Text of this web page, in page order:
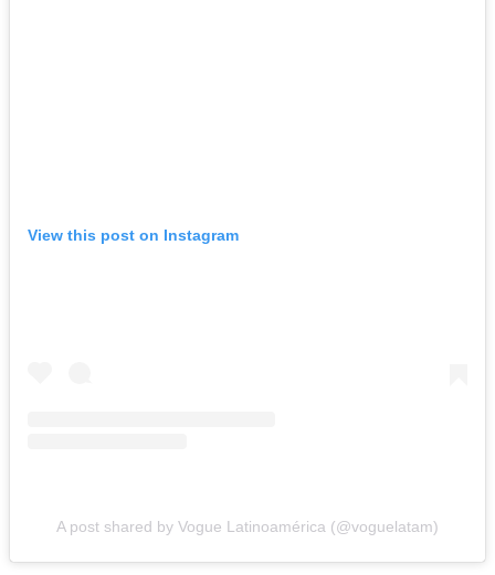
View this post on Instagram
A post shared by Vogue Latinoamérica (@voguelatam)